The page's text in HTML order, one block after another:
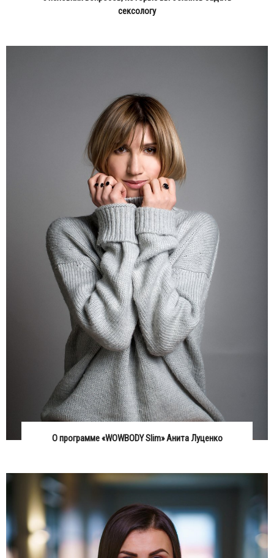
сексологу
О программе «WOWBODY Slim» Анита Луценко